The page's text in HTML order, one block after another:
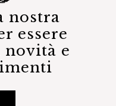
nostra
essere
e